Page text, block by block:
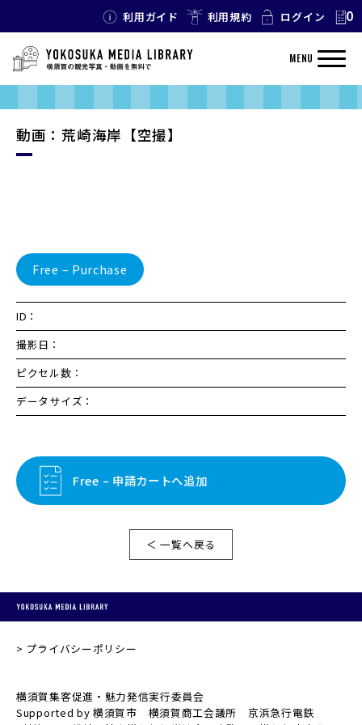
利用ガイド 利用規約 ログイン 0
MENU
動画：荒崎海岸【空撮】
Free – Purchase
ID：
撮影日：
ピクセル数：
データサイズ：
Free – 申請カートへ追加
＜ 一覧へ戻る
プライバシーポリシー
横須賀集客促進・魅力発信実行委員会
Supported by 横須賀市 横須賀商工会議所 京浜急行電鉄